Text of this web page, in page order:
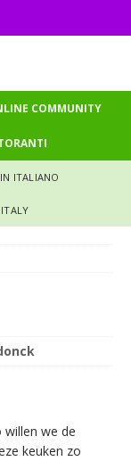
COMMUNITY
IN ITALIANO
willen we de
keuken zo